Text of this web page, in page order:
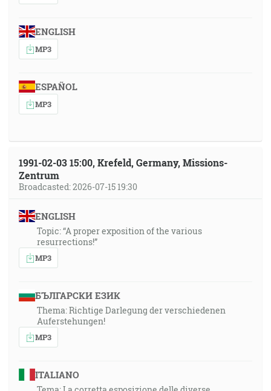
ENGLISH
MP3
ESPAÑOL
MP3
1991-02-03 15:00, Krefeld, Germany, Missions-
Zentrum
Broadcasted: 2026-07-15 19:30
ENGLISH
Topic: “A proper exposition of the various
resurrections!”
MP3
БЪЛГАРСКИ ЕЗИК
Thema: Richtige Darlegung der verschiedenen
Auferstehungen!
MP3
ITALIANO